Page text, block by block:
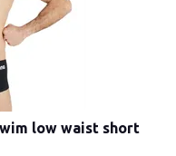
low waist short